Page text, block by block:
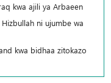
kwa ajili ya Arbaeen
ni ujumbe wa
kwa bidhaa zitokazo